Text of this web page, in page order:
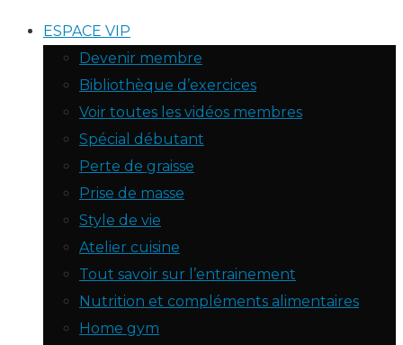
ESPACE VIP
Devenir membre
Bibliothèque d’exercices
Voir toutes les vidéos membres
Spécial débutant
Perte de graisse
Prise de masse
Style de vie
Atelier cuisine
Tout savoir sur l’entrainement
Nutrition et compléments alimentaires
Home gym